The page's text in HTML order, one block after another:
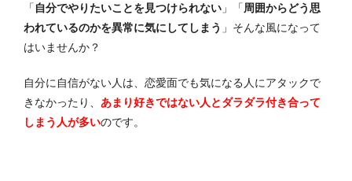
「自分でやりたいことを見つけられない 」「周囲からどう思
われているのかを異常に気にしてしまう 」そんな風になって
はいませんか？
自分に自信がない人は、恋愛面でも気になる人にアタックで
きなかったり、 あまり好きではない人とダラダラ付き合って
しまう人が多いのです。